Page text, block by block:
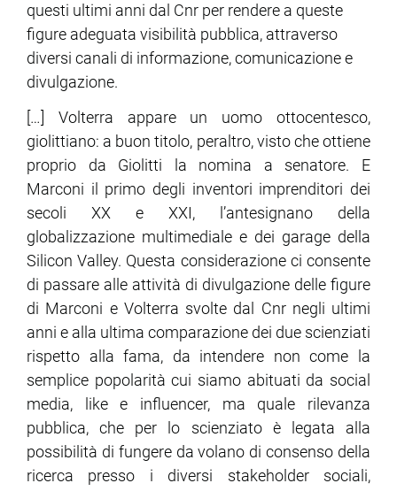
questi ultimi anni dal Cnr per rendere a queste
figure adeguata visibilità pubblica, attraverso
diversi canali di informazione, comunicazione e
divulgazione.
[…] Volterra appare un uomo ottocentesco,
giolittiano: a buon titolo, peraltro, visto che ottiene
proprio da Giolitti la nomina a senatore. E
Marconi il primo degli inventori imprenditori dei
secoli XX e XXI, l’antesignano della
globalizzazione multimediale e dei garage della
Silicon Valley. Questa considerazione ci consente
di passare alle attività di divulgazione delle figure
di Marconi e Volterra svolte dal Cnr negli ultimi
anni e alla ultima comparazione dei due scienziati
rispetto alla fama, da intendere non come la
semplice popolarità cui siamo abituati da social
media, like e influencer, ma quale rilevanza
pubblica, che per lo scienziato è legata alla
possibilità di fungere da volano di consenso della
ricerca presso i diversi stakeholder sociali,